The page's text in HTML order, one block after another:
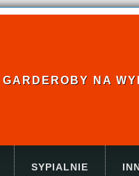
NA
SYPIALNIE